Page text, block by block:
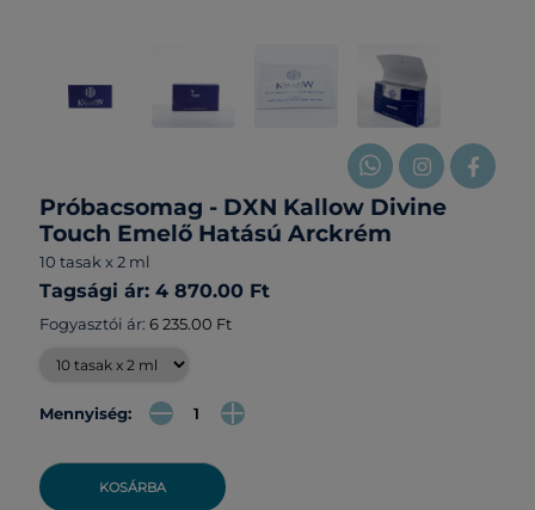
Próbacsomag - DXN Kallow Divine
Touch Emelő Hatású Arckrém
10 tasak x 2 ml
Tagsági ár: 4 870.00 Ft
Fogyasztói ár: 6 235.00 Ft
Mennyiség:
KOSÁRBA